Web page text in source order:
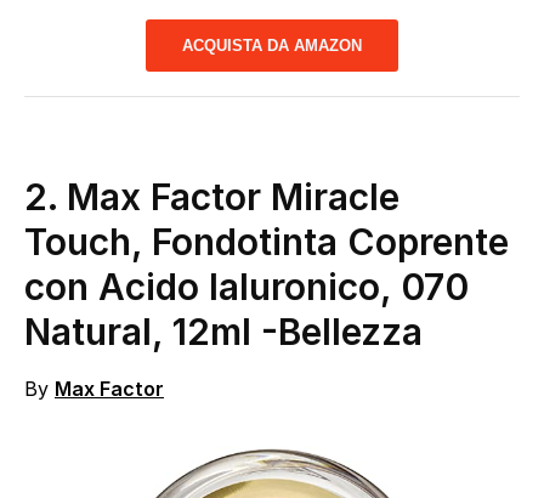
ACQUISTA DA AMAZON
2. Max Factor Miracle
Touch, Fondotinta Coprente
con Acido Ialuronico, 070
Natural, 12ml -Bellezza
By Max Factor